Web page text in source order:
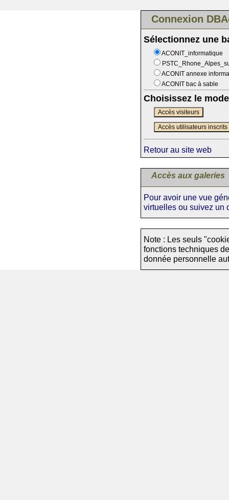
Connexion
Sélectionnez une
ACONIT_informatique
ACONIT annexe
ACONIT bac à sable
Choisissez le
Accès visiteurs
Accès utilisateurs inscrits
Retour au site web
Accès aux galeries
Pour avoir une vue
virtuelles ou suivez un
Note : Les seuls
fonctions techniques
donnée personnelle